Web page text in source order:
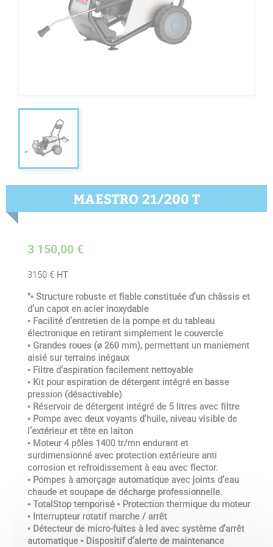
MAESTRO 21/200 T
3 150,00 €
3150 € HT
"• Structure robuste et fiable constituée d’un châssis et
d’un capot en acier inoxydable
• Facilité d’entretien de la pompe et du tableau
électronique en retirant simplement le couvercle
• Grandes roues (ø 260 mm), permettant un maniement
aisié sur terrains inégaux
• Filtre d’aspiration facilement nettoyable
• Kit pour aspiration de détergent intégré en basse
pression (désactivable)
• Réservoir de détergent intégré de 5 litres avec filtre
• Pompe avec deux voyants d’huile, niveau visible de
l’extérieur et tête en laiton
• Moteur 4 pôles 1400 tr/mn endurant et
surdimensionné avec protection extérieure anti
corrosion et refroidissement à eau avec flector.
• Pompes à amorçage automatique avec joints d’eau
chaude et soupape de décharge professionnelle.
• TotalStop temporisé • Protection thermique du moteur
• Interrupteur rotatif marche / arrêt
• Détecteur de micro-fuites à led avec système d’arrêt
automatique • Dispositif d’alerte de maintenance